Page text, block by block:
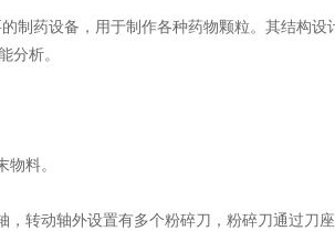
药设备，用于制作各种药物颗粒。其结构设
分析。
料。
动轴外设置有多个粉碎刀，粉碎刀通过刀座